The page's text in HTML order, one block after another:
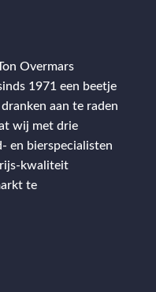
Overmars
1971 een beetje
aan te raden
wij met drie
en bierspecialisten
kwaliteit
te